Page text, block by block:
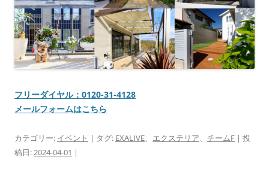
フリーダイヤル：0120-31-4128
メールフォームはこちら
カテゴリー: イベント | タグ: EXALIVE、 エクステリア、 チームF | 投
稿日:2024-04-01 |